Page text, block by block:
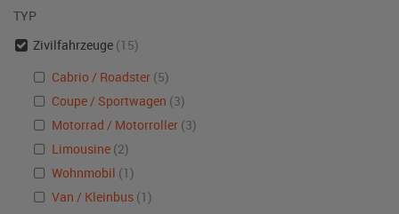
TYP
Zivilfahrzeuge (15)
Cabrio / Roadster (5)
Coupe / Sportwagen (3)
Motorrad / Motorroller (3)
Limousine (2)
Wohnmobil (1)
Van / Kleinbus (1)